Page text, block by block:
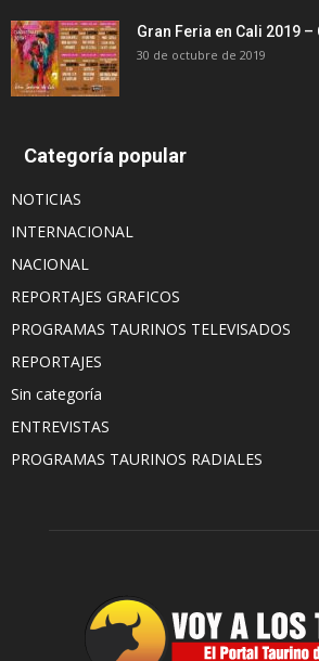
Gran Feria en Cali 2019
30 de octubre de 2019
Categoría popular
NOTICIAS
INTERNACIONAL
NACIONAL
REPORTAJES GRAFICOS
PROGRAMAS TAURINOS TELEVISADOS
REPORTAJES
Sin categoría
ENTREVISTAS
PROGRAMAS TAURINOS RADIALES